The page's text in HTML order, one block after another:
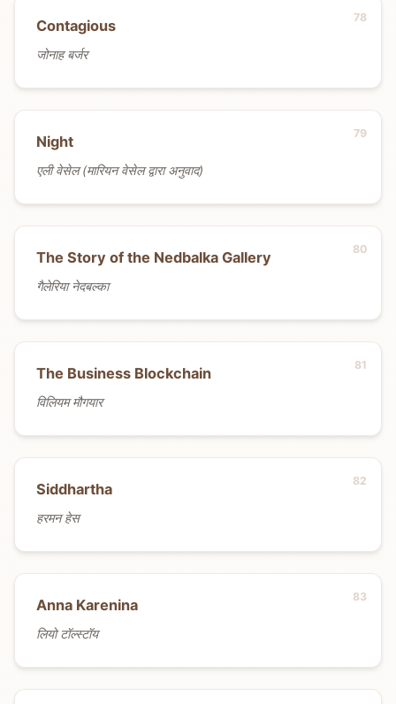
Contagious
जोनाह बर्जर
Night
एली वेसेल (मारियन वेसेल द्वारा अनुवाद)
The Story of the Nedbalka Gallery
गैलेरिया नेदबल्का
The Business Blockchain
विलियम मौगयार
Siddhartha
हरमन हेस
Anna Karenina
लियो टॉल्स्टॉय